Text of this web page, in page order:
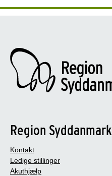
Region Syddanmark
Kontakt
Ledige stillinger
Akuthjælp